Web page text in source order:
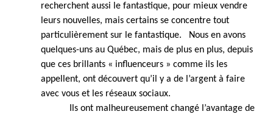
recherchent aussi le fantastique, pour mieux vendre
leurs nouvelles, mais certains se concentre tout
particulièrement sur le fantastique. Nous en avons
quelques-uns au Québec, mais de plus en plus, depuis
que ces brillants « influenceurs » comme ils les
appellent, ont découvert qu’il y a de l’argent à faire
avec vous et les réseaux sociaux.
Ils ont malheureusement changé l’avantage de